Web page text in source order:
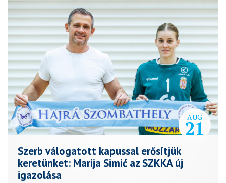
AUG
21
Szerb válogatott kapussal erősítjük
keretünket: Marija Simić az SZKKA új
igazolása